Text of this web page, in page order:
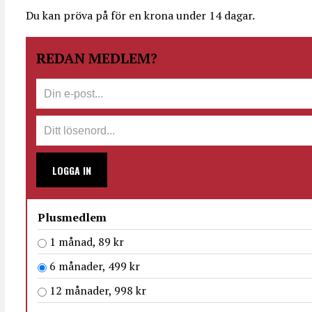
Du kan pröva på för en krona under 14 dagar.
REDAN MEDLEM?
LOGGA IN
Plusmedlem
1 månad, 89 kr
6 månader, 499 kr
12 månader, 998 kr